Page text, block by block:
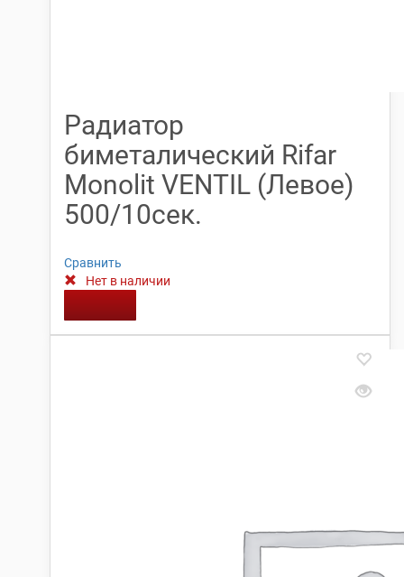
Радиатор
биметалический Rifar
Monolit VENTIL (Левое)
500/10сек.
Сравнить
Нет в наличии